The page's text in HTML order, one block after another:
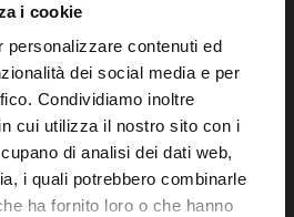
i cookie
personalizzare contenuti ed
dei social media e per
Condividiamo inoltre
cui utilizza il nostro sito con i
di analisi dei dati web,
i quali potrebbero combinarle
ha fornito loro o che hanno
(PEC)
Seguici